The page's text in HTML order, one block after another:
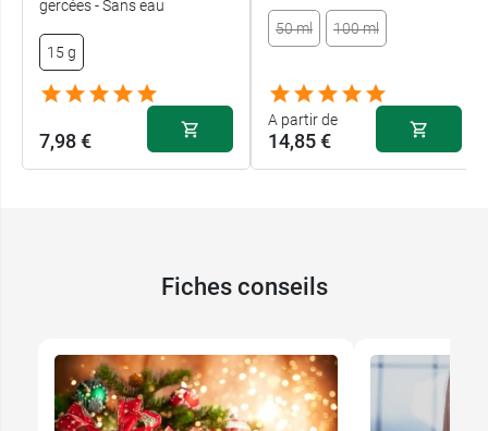
gercées - Sans eau
15 g
7,98 €
50 ml 100 ml
A partir de
14,85 €
Fiches conseils